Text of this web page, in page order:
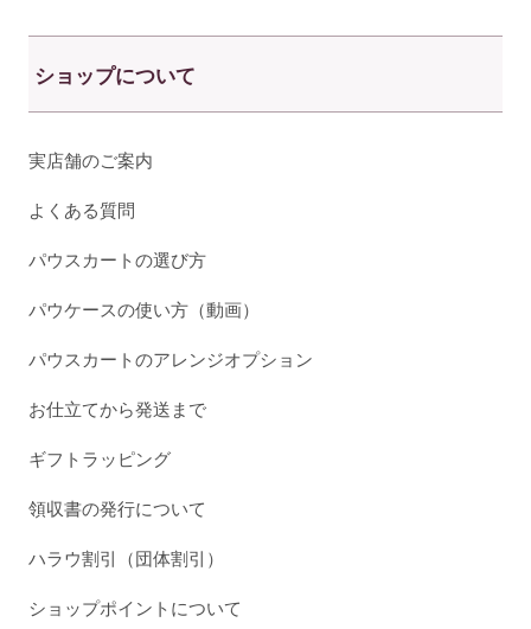
ショップについて
実店舗のご案内
よくある質問
パウスカートの選び方
パウケースの使い方（動画）
パウスカートのアレンジオプション
お仕立てから発送まで
ギフトラッピング
領収書の発行について
ハラウ割引（団体割引）
ショップポイントについて